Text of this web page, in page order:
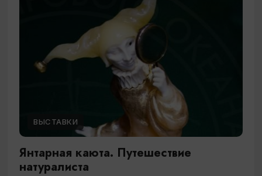
ВЫСТАВКИ
Янтарная каюта. Путешествие
натуралиста